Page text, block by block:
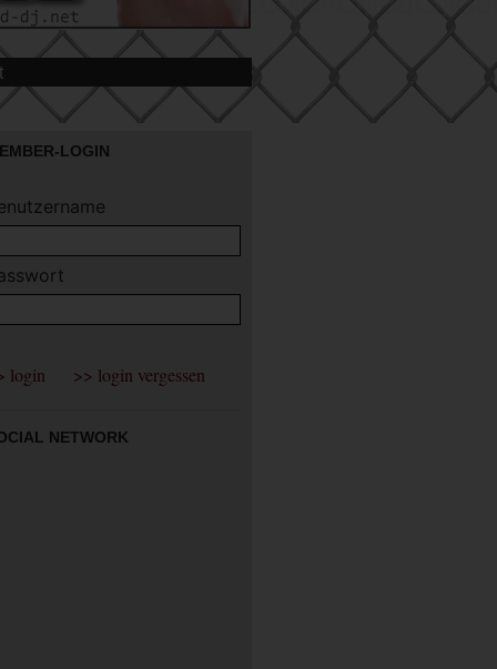
LOGIN
NETWORK